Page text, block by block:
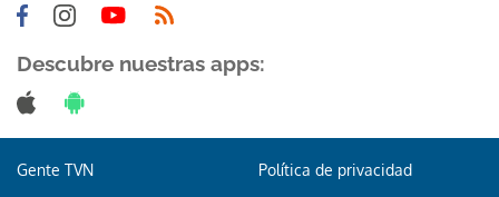
Descubre nuestras apps:
Gente TVN Política de privacidad